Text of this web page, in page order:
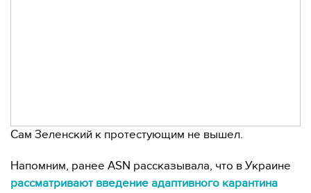
Сам Зеленский к протестующим не вышел.
Напомним, ранее ASN рассказывала, что в Украине
рассматривают введение адаптивного карантина